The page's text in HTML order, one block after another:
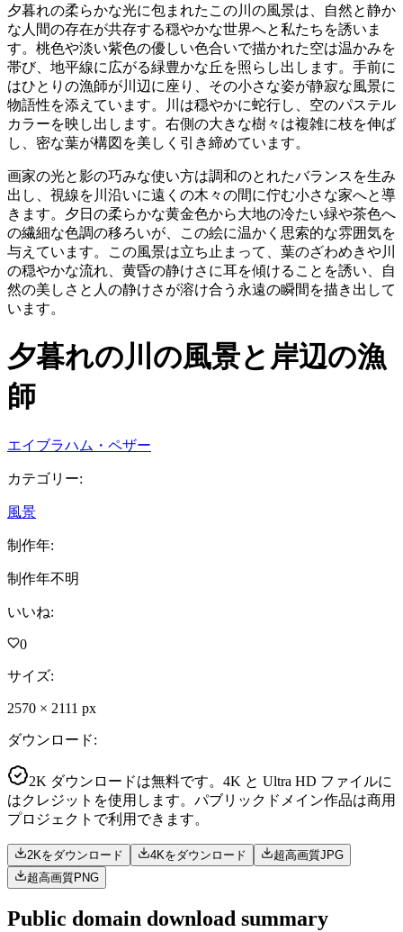
夕暮れの柔らかな光に包まれたこの川の風景は、自然と静か
な人間の存在が共存する穏やかな世界へと私たちを誘いま
す。桃色や淡い紫色の優しい色合いで描かれた空は温かみを
帯び、地平線に広がる緑豊かな丘を照らし出します。手前に
はひとりの漁師が川辺に座り、その小さな姿が静寂な風景に
物語性を添えています。川は穏やかに蛇行し、空のパステル
カラーを映し出します。右側の大きな樹々は複雑に枝を伸ば
し、密な葉が構図を美しく引き締めています。
画家の光と影の巧みな使い方は調和のとれたバランスを生み
出し、視線を川沿いに遠くの木々の間に佇む小さな家へと導
きます。夕日の柔らかな黄金色から大地の冷たい緑や茶色へ
の繊細な色調の移ろいが、この絵に温かく思索的な雰囲気を
与えています。この風景は立ち止まって、葉のざわめきや川
の穏やかな流れ、黄昏の静けさに耳を傾けることを誘い、自
然の美しさと人の静けさが溶け合う永遠の瞬間を描き出して
います。
夕暮れの川の風景と岸辺の漁
師
エイブラハム・ペザー
カテゴリー:
風景
制作年:
制作年不明
いいね:
0
サイズ:
2570 × 2111 px
ダウンロード:
2K ダウンロードは無料です。4K と Ultra HD ファイルに
はクレジットを使用します。パブリックドメイン作品は商用
プロジェクトで利用できます。
2Kをダウンロード 4Kをダウンロード
超高画質JPG
超高画質PNG
Public domain download summary